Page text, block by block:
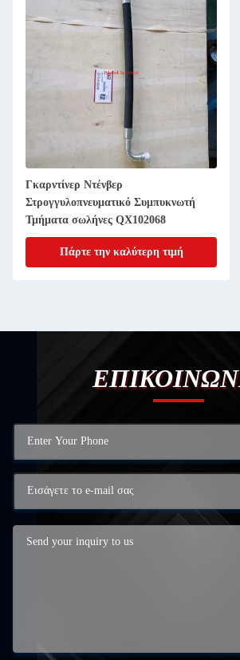
Γκαρντίνερ Ντένβερ
Στρογγυλοπνευματικό Συμπυκνωτή
Τμήματα σωλήνες QX102068
Πάρτε την καλύτερη τιμή